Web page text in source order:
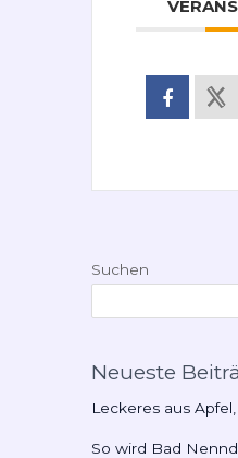
Suchen
Neueste
Leckeres aus
So wird Bad